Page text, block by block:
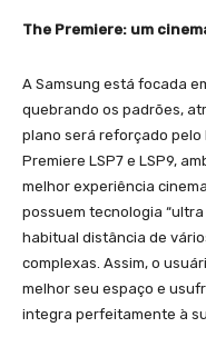
The Premiere: um
A Samsung está focada
quebrando os padrões,
plano será reforçado
Premiere LSP7 e LSP9,
melhor experiência
possuem tecnologia
habitual distância de
complexas. Assim, o
melhor seu espaço e
integra perfeitamente à